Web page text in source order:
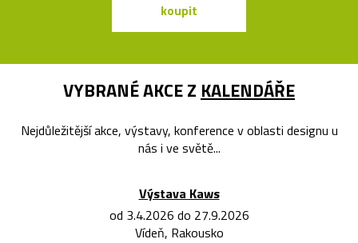
koupit
VYBRANÉ AKCE Z KALENDÁŘE
Nejdůležitější akce, výstavy, konference v oblasti designu u
nás i ve světě...
Výstava Kaws
od 3.4.2026 do 27.9.2026
Vídeň, Rakousko